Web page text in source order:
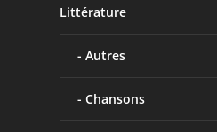
Littérature
Autres
Chansons